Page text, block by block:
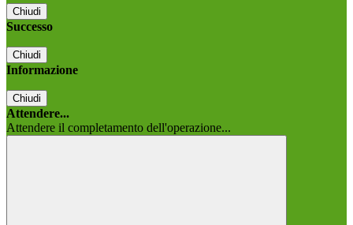
Chiudi
Successo
Chiudi
Informazione
Chiudi
Attendere...
Attendere il completamento dell'operazione...